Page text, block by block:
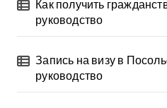
Как получить
руководство
Запись на визу в
руководство